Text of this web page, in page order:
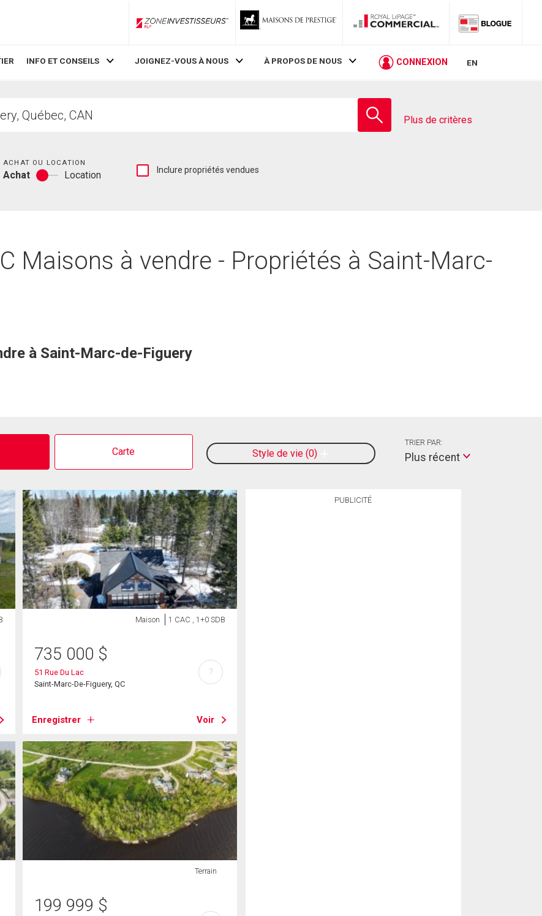
ZoneInvestisseurs RLP
INFO ET CONSEILS JOIGNEZ-VOUS À NOUS À PROPOS DE NOUS CONNEXION EN
Plus de critères
ACHAT OU LOCATION
Achat
Achat
Location
Afficher
d'inscriptions
Inclure propriétés vendues
Maisons à vendre - Propriétés à Saint-Marc-
à Saint-Marc-de-Figuery
Carte Style de vie 0
TRIER PAR:
Plus récent
PUBLICITÉ
Maison 1 CAC , 1+0 SDB
735 000 $
51 Rue Du Lac
Saint-Marc-De-Figuery, QC
Enregistrer Voir
?
Terrain
199 999 $